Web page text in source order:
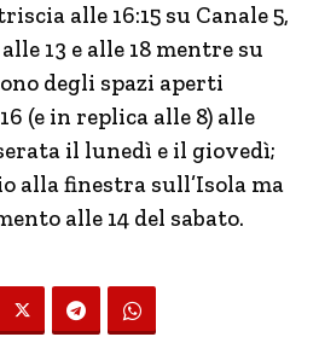
alle 16:15 su Canale 5,
13 e alle 18 mentre su
degli spazi aperti
(e in replica alle 8) alle
il lunedì e il giovedì;
alla finestra sull’Isola ma
alle 14 del sabato.